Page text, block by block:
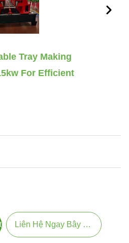
Tray Making
For Efficient
Liên Hệ Ngay Bây Giờ